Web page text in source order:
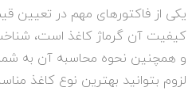
یکی از فاکتورهای مهم در تعیین
کیفیت آن گرماژ کاغذ است،
و همچنین نحوه محاسبه آن به
لزوم بتوانید بهترین نوع کاغذ